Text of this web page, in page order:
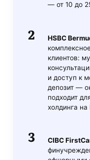
— от 10 до
HSBC
клиентов:
и доступ к
депозит —
подходит
холдинга
CIBC